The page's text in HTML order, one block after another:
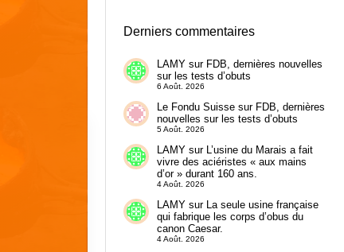
Derniers commentaires
LAMYsur FDB, dernières nouvelles
sur les tests d’obuts
6 Août. 2026
Le Fondu Suissesur FDB, dernières
nouvelles sur les tests d’obuts
5 Août. 2026
LAMYsur L’usine du Marais a fait
vivre des aciéristes « aux mains
d’or » durant 160 ans.
4 Août. 2026
LAMYsur
La seule usine française
qui fabrique les corps d’obus du
canon Caesar.
4 Août. 2026